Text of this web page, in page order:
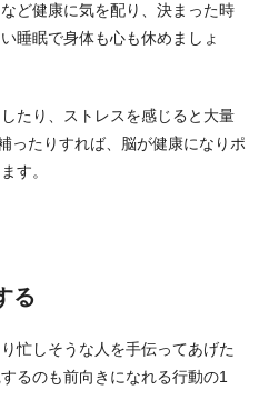
ど健康に気を配り、決まった時
睡眠で身体も心も休めましょ
たり、ストレスを感じると大量
ったりすれば、脳が健康になりポ
す。
る
忙しそうな人を手伝ってあげた
るのも前向きになれる行動の1